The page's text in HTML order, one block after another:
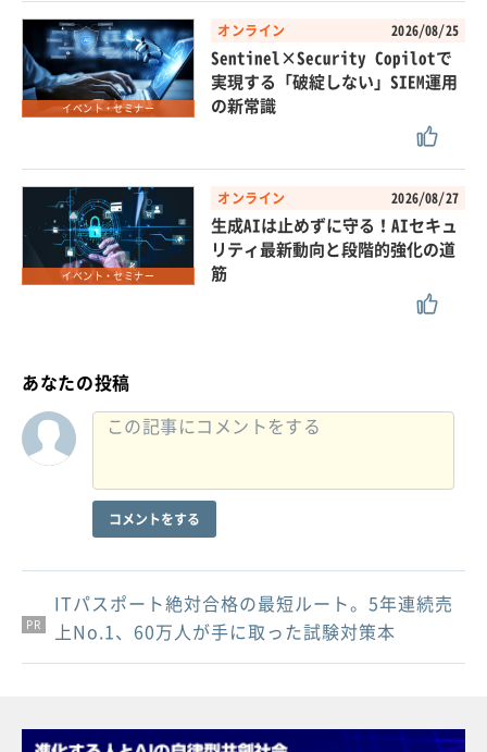
イベント・セミナー
オンライン 2026/08/25
Sentinel×Security Copilotで
実現する「破綻しない」SIEM運用
の新常識
イベント・セミナー
オンライン 2026/08/27
生成AIは止めずに守る！AIセキュ
リティ最新動向と段階的強化の道
筋
あなたの投稿
コメントをする
PR
PR
PR
ITパスポート絶対合格の最短ルート。5年連続売
上No.1、60万人が手に取った試験対策本